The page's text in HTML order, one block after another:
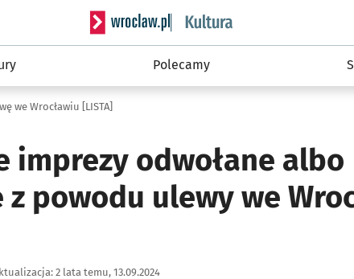
Serwis informacyjny wroclaw.pl podserwis:
Polecamy
we Wrocławiu [LISTA]
imprezy odwołane albo
powodu ulewy we
2 lata temu, 13.09.2024